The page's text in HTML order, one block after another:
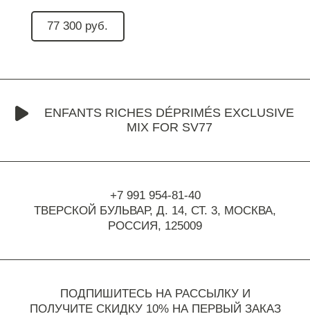
77 300 руб.
ENFANTS RICHES DÉPRIMÉS EXCLUSIVE
MIX FOR SV77
+7 991 954-81-40
ТВЕРСКОЙ БУЛЬВАР, Д. 14, СТ. 3, МОСКВА,
РОССИЯ, 125009
ПОДПИШИТЕСЬ НА РАССЫЛКУ И
ПОЛУЧИТЕ СКИДКУ 10% НА ПЕРВЫЙ ЗАКАЗ